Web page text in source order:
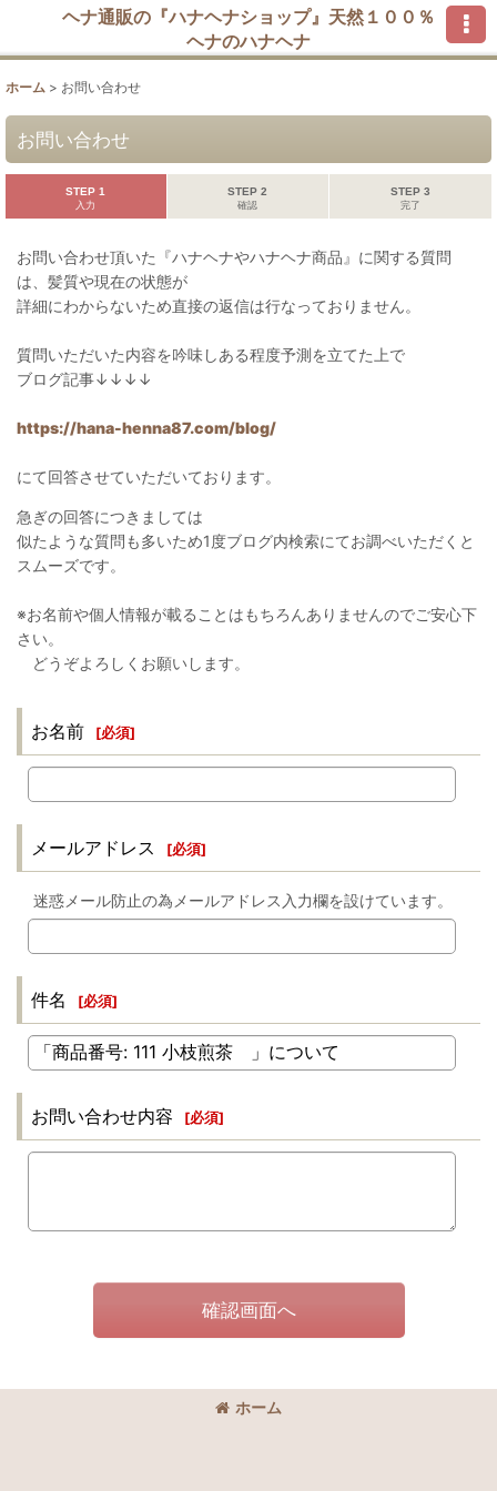
ヘナ通販の『ハナヘナショップ』天然１００％
ヘナのハナヘナ
ホーム > お問い合わせ
お問い合わせ
STEP 1
入力
STEP 2
確認
STEP 3
完了
お問い合わせ頂いた『ハナヘナやハナヘナ商品』に関する質問
は、髪質や現在の状態が
詳細にわからないため直接の返信は行なっておりません。
質問いただいた内容を吟味しある程度予測を立てた上で
ブログ記事↓↓↓↓
https://hana-henna87.com/blog/
にて回答させていただいております。
急ぎの回答につきましては
似たような質問も多いため1度ブログ内検索にてお調べいただくと
スムーズです。
※お名前や個人情報が載ることはもちろんありませんのでご安心下
さい。
どうぞよろしくお願いします。
お名前 [必須]
メールアドレス [必須]
迷惑メール防止の為メールアドレス入力欄を設けています。
件名 [必須]
お問い合わせ内容 [必須]
確認画面へ
ホーム